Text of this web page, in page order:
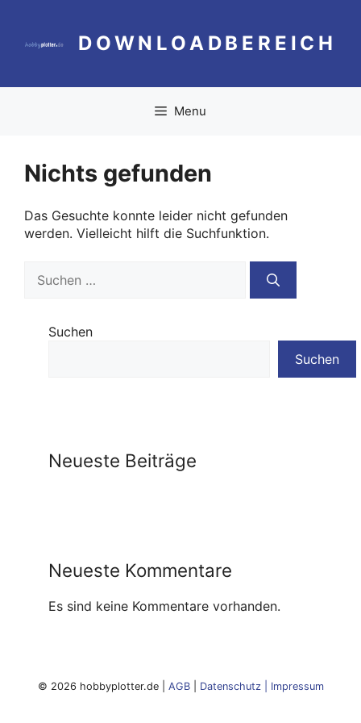
springen
DOWNLOADBEREICH
Menu
Nichts gefunden
Das Gesuchte konnte leider nicht gefunden
werden. Vielleicht hilft die Suchfunktion.
nach:
Suchen
Suchen
Neueste Beiträge
Neueste Kommentare
Es sind keine Kommentare vorhanden.
© 2026 hobbyplotter.de | AGB| Datenschutz| Impressum